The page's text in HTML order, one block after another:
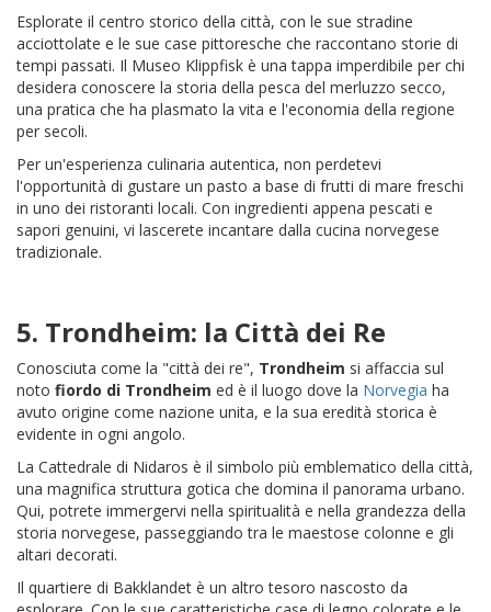
Esplorate il centro storico della città, con le sue stradine
acciottolate e le sue case pittoresche che raccontano storie di
tempi passati. Il Museo Klippfisk è una tappa imperdibile per chi
desidera conoscere la storia della pesca del merluzzo secco,
una pratica che ha plasmato la vita e l'economia della regione
per secoli.
Per un'esperienza culinaria autentica, non perdetevi
l'opportunità di gustare un pasto a base di frutti di mare freschi
in uno dei ristoranti locali. Con ingredienti appena pescati e
sapori genuini, vi lascerete incantare dalla cucina norvegese
tradizionale.
5. Trondheim: la Città dei Re
Conosciuta come la "città dei re", Trondheim si affaccia sul
noto fiordo di Trondheim ed è il luogo dove la Norvegia ha
avuto origine come nazione unita, e la sua eredità storica è
evidente in ogni angolo.
La Cattedrale di Nidaros è il simbolo più emblematico della città,
una magnifica struttura gotica che domina il panorama urbano.
Qui, potrete immergervi nella spiritualità e nella grandezza della
storia norvegese, passeggiando tra le maestose colonne e gli
altari decorati.
Il quartiere di Bakklandet è un altro tesoro nascosto da